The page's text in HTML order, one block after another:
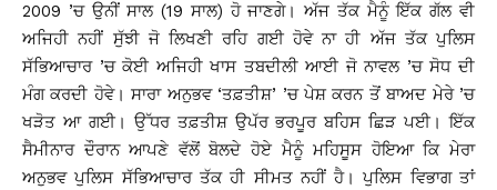
2009 ’ਚ ਉਨੀਂ ਸਾਲ (19 ਸਾਲ) ਹੋ ਜਾਣਗੇ। ਅੱਜ ਤੱਕ ਮੈਨੂੰ ਇੱਕ ਗੱਲ ਵੀ
ਅਜਿਹੀ ਨਹੀਂ ਸੁੱਝੀ ਜੋ ਲਿਖਣੀ ਰਹਿ ਗਈ ਹੋਵੇ ਨਾ ਹੀ ਅੱਜ ਤੱਕ ਪੁਲਿਸ
ਸੱਭਿਆਚਾਰ ’ਚ ਕੋਈ ਅਜਿਹੀ ਖਾਸ ਤਬਦੀਲੀ ਆਈ ਜੋ ਨਾਵਲ ’ਚ ਸੋਧ ਦੀ
ਮੰਗ ਕਰਦੀ ਹੋਵੇ। ਸਾਰਾ ਅਨੁਭਵ ‘ਤਫ਼ਤੀਸ਼’ ’ਚ ਪੇਸ਼ ਕਰਨ ਤੋਂ ਬਾਅਦ ਮੇਰੇ ’ਚ
ਖੜੋਤ ਆ ਗਈ। ਉੱਧਰ ਤਫ਼ਤੀਸ਼ ਉਪੱਰ ਭਰਪੂਰ ਬਹਿਸ ਛਿੜ ਪਈ। ਇੱਕ
ਸੈਮੀਨਾਰ ਦੌਰਾਨ ਆਪਣੇ ਵੱਲੋਂ ਬੋਲਦੇ ਹੋਏ ਮੈਨੂੰ ਮਹਿਸੂਸ ਹੋਇਆ ਕਿ ਮੇਰਾ
ਅਨੁਭਵ ਪੁਲਿਸ ਸੱਭਿਆਚਾਰ ਤੱਕ ਹੀ ਸੀਮਤ ਨਹੀਂ ਹੈ। ਪੁਲਿਸ ਵਿਭਾਗ ਤਾਂ